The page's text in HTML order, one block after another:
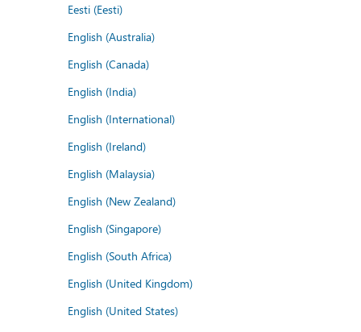
Eesti (Eesti)
English (Australia)
English (Canada)
English (India)
English (International)
English (Ireland)
English (Malaysia)
English (New Zealand)
English (Singapore)
English (South Africa)
English (United Kingdom)
English (United States)